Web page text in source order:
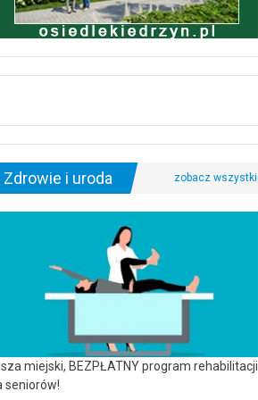
Zdrowie i uroda
miejski, BEZPŁATNY program rehabilitacji
seniorów!